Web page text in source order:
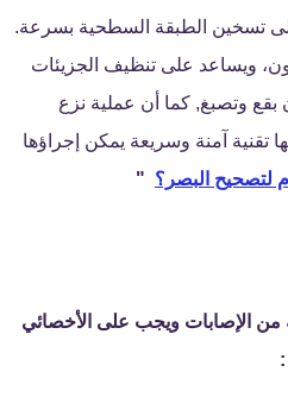
تسخين الطبقة السطحية بسرعة.
ويساعد على تنظيف الجزيئات
بقع وتصبغ, كما أن عملية نزع
فرد، لأنها تقنية آمنة وسريعة يمكن إجراؤها
لتصحيح البصر؟ "
من الإصابات ويجب على الأخصائي